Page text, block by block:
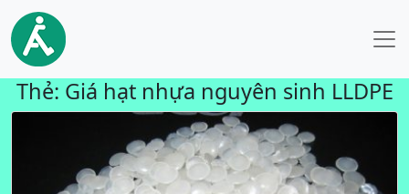
Thẻ: Giá hạt nhựa nguyên sinh LLDPE